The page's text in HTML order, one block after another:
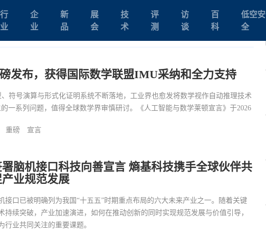
行
业
企
业
新
品
展
会
技
术
评
测
访
谈
百
科
低空安
全
发布，获得国际数学联盟IMU采纳和全力支持
符号演算与形式化证明系统不断落地，工业界也愈发将数学视作自动推理技术
一系列问题，值得全球数学界审慎研讨。《人工智能与数学莱顿宣言》于2026
重磅 宣言
脑机接口科技向善宣言 熵基科技携手全球伙伴共
业规范发展
接口已被明确列为我国“十五五”时期重点布局的六大未来产业之一。随着关键
持续突破，产业加速演进，如何在推动创新的同时实现规范发展与价值引导，
行业共同关注的重要课题。